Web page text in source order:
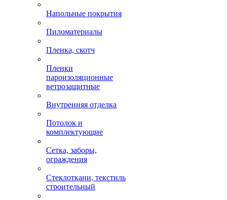
Напольные покрытия
Пиломатериалы
Пленка, скотч
Пленки
пароизоляционные
ветрозащитные
Внутренняя отделка
Потолок и
комплектующие
Сетка, заборы,
ограждения
Стеклоткани, текстиль
строительный